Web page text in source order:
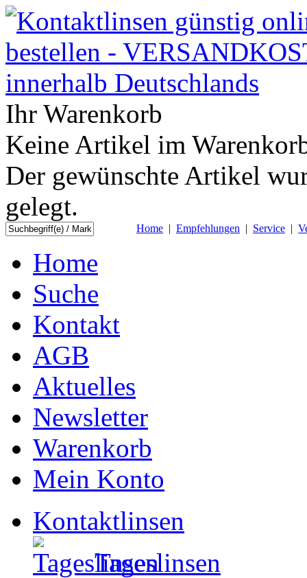
Ihr Warenkorb
Keine Artikel im
Der gewünschte Artikel
gelegt.
Home | Empfehlungen | Service |
Home
Suche
Kontakt
AGB
Aktuelles
Newsletter
Warenkorb
Mein Konto
Kontaktlinsen
Tageslinsen